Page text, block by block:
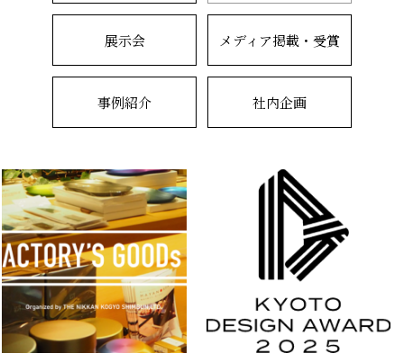
展示会 メディア掲載・受賞
事例紹介 社内企画